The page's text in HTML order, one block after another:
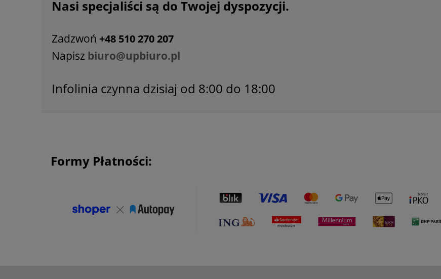
Nasi specjaliści są do Twojej dyspozycji.
Zadzwoń +48 510 270 207
Napisz biuro@upbiuro.pl
Infolinia czynna dzisiaj od 8:00 do 18:00
Formy Płatności: